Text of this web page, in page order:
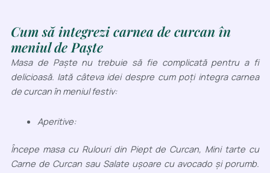
Cum să integrezi carnea de curcan în
meniul de Paște
Masa de Paște nu trebuie să fie complicată pentru a fi
delicioasă. Iată câteva idei despre cum poți integra carnea
de curcan în meniul festiv:
Aperitive:
Începe masa cu Rulouri din Piept de Curcan, Mini tarte cu
Carne de Curcan sau Salate ușoare cu avocado și porumb.